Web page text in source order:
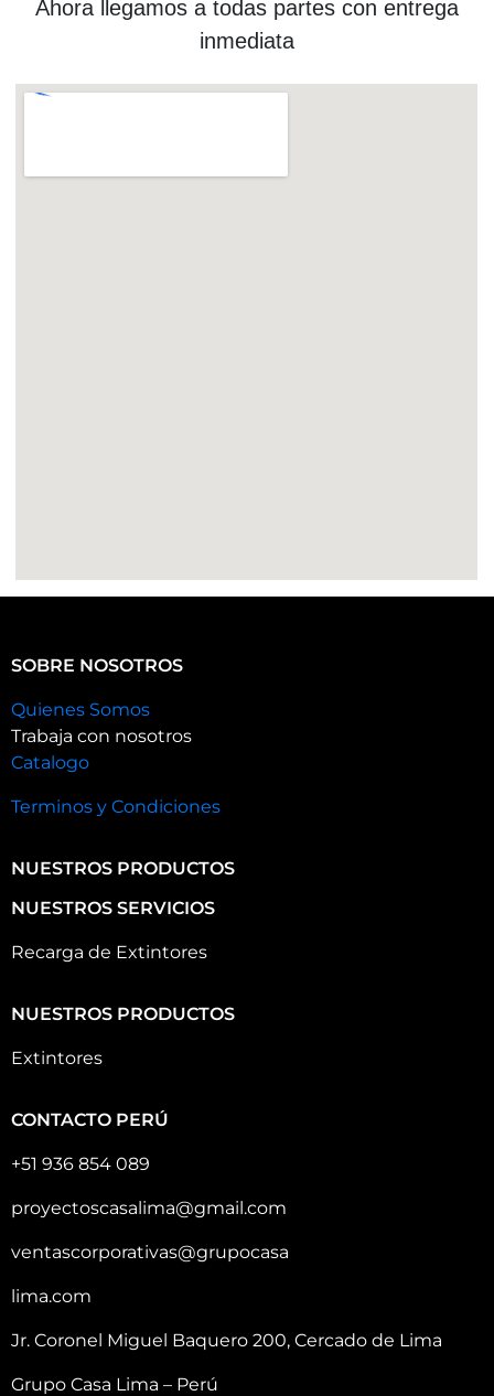
Ahora llegamos a todas partes con entrega
inmediata
SOBRE NOSOTROS
Quienes Somos
Trabaja con nosotros
Catalogo
Terminos y Condiciones
NUESTROS PRODUCTOS
NUESTROS SERVICIOS
Recarga de Extintores
NUESTROS PRODUCTOS
Extintores
CONTACTO PERÚ
+51 936 854 089
proyectoscasalima@gmail.com
ventascorporativas@grupocasa
lima.com
Jr. Coronel Miguel Baquero 200, Cercado de Lima
Grupo Casa Lima – Perú